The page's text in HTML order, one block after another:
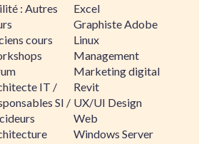
: Autres
cours
IT /
SI /
Excel
Graphiste Adobe
Linux
Management
Marketing digital
Revit
UX/UI Design
Web
Windows Server